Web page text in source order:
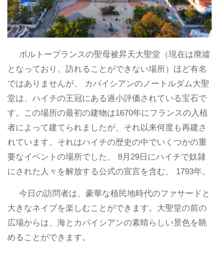
ポルトープランスの聖母被昇天大聖堂（現在は廃墟
となっており、訪れることができない場所）ほど有名
ではありませんが、 カパイシアンのノートルダム大聖
堂は、ハイチの王冠にある過小評価されている宝石で
す。この場所の最初の建物は1670年にフランスの入植
者によって建てられましたが、それ以来何度も再建さ
れています。それはハイチの歴史の中でいくつかの重
要なイベントの場所でした、 8月29日にハイチで奴隷
にされた人々を解放する公式の宣言を含む、 1793年。
今日の訪問者は、豪華な植民地時代のファサードと
大きなネイブを楽しむことができます。大聖堂の前の
広場からは、海とカパイシアンの素晴らしい景色を眺
めることができます。